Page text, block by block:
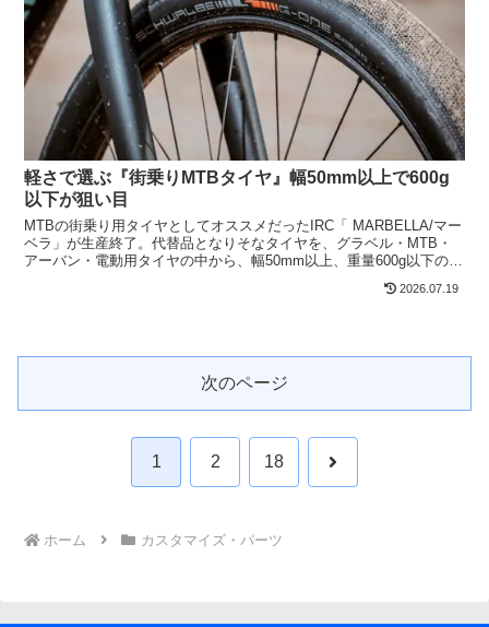
軽さで選ぶ『街乗りMTBタイヤ』幅50mm以上で600g
以下が狙い目
MTBの街乗り用タイヤとしてオススメだったIRC「 MARBELLA/マー
ベラ」が生産終了。代替品となりそなタイヤを、グラベル・MTB・
アーバン・電動用タイヤの中から、幅50mm以上、重量600g以下の条
2026.07.19
次のページ
1 2 18 次
ホーム カスタマイズ・パーツ